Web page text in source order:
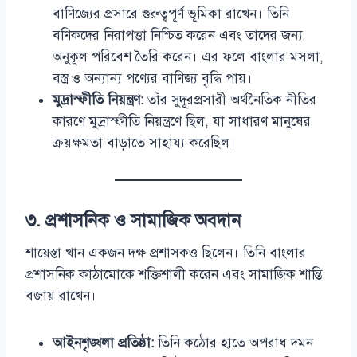
বাণিজ্যের প্রসারে গুরুত্বপূর্ণ ভূমিকা রাখেন। তিনি
বণিকদের নিরাপত্তা নিশ্চিত করেন এবং তাদের জন্য
অনুকূল পরিবেশ তৈরি করেন। এর ফলে বাংলার মসলা,
বস্ত্র ও অন্যান্য পণ্যের বাণিজ্য বৃদ্ধি পায়।
মুদ্রাস্ফীতি নিয়ন্ত্রণ:তাঁর সুদূরপ্রসারী অর্থনৈতিক নীতির
কারণে মুদ্রাস্ফীতি নিয়ন্ত্রণে ছিল, যা সাধারণ মানুষের
ক্রয়ক্ষমতা বাড়াতে সাহায্য করেছিল।
৩. প্রশাসনিক ও সামাজিক অবদান
শায়েস্তা খান একজন দক্ষ প্রশাসকও ছিলেন। তিনি বাংলার
প্রশাসনিক কাঠামোকে শক্তিশালী করেন এবং সামাজিক শান্তি
বজায় রাখেন।
আইনশৃঙ্খলা প্রতিষ্ঠা:তিনি কঠোর হাতে অপরাধ দমন